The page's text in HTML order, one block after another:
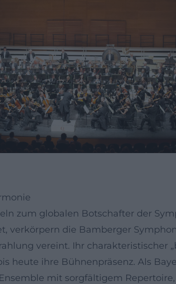
zum globalen Botschafter der
verkörpern die Bamberger
vereint. Ihr charakteristischer
heute ihre Bühnenpräsenz. Als
mit sorgfältigem